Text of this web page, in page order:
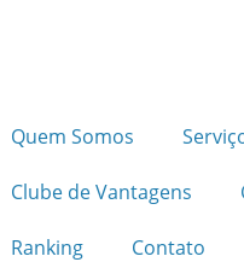
Quem Somos
Clube de Vantagens
Ranking Contato